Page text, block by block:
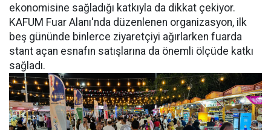
ekonomisine sağladığı katkıyla da dikkat çekiyor.
KAFUM Fuar Alanı'nda düzenlenen organizasyon, ilk
beş gününde binlerce ziyaretçiyi ağırlarken fuarda
stant açan esnafın satışlarına da önemli ölçüde katkı
sağladı.